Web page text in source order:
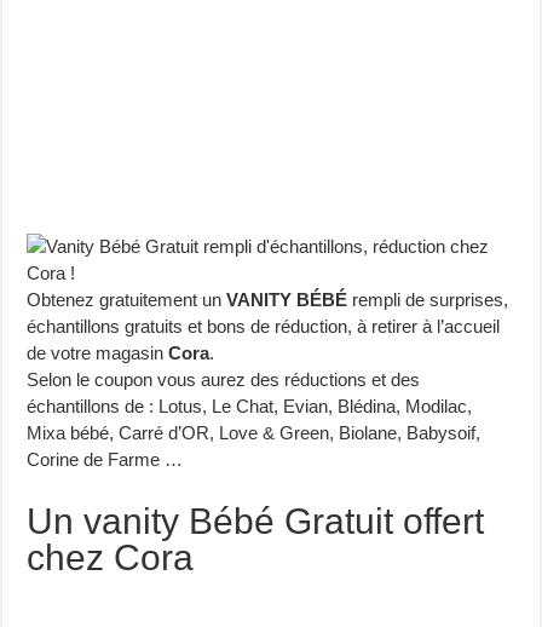
Obtenez gratuitement unVANITY BÉBÉ rempli de surprises,
échantillons gratuits et bons de réduction, à retirer à l’accueil
de votre magasinCora.
Selon le coupon vous aurez des réductions et des
échantillons de : Lotus, Le Chat, Evian, Blédina, Modilac,
Mixa bébé, Carré d’OR, Love & Green, Biolane, Babysoif,
Corine de Farme …
Un vanity Bébé Gratuit offert
chez Cora